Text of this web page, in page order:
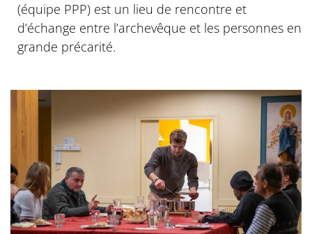
(équipe PPP) est un lieu de rencontre et
d’échange entre l’archevêque et les personnes en
grande précarité.